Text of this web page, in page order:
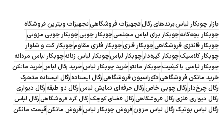
بازار چوبکار لباسبرندهای رگالتجهیزات فروشگاهیتجهیزات ویترین فروشگاه
چوبکار بچه‌گانهچوبکار برای لباس مجلسیچوبکار چوبیچوبکار چوبی مزونی
چوبکار فانتزی فروشگاهیچوبکار فلزیچوبکار فلزی مقاومچوبکار کت و شلوار
چوبکار کلاسیکچوبکار گیره‌دارچوبکار لباسچوبکار لباس زنانهچوبکار لباس مردانه
چوبکار لباسی با کیفیتچوبکار مانتوخرید چوبکار لباسخرید رگال لباسخرید مانکن
خرید مانکن فروشگاهیدکوراسیون فروشگاهیرگال ایستادهرگال ایستاده متحرک
رگال چرخ‌داررگال چوبی خاصرگال حرفه‌ای نمایش لباسرگال دو طبقهرگال دیواری
رگال دیواری فلزیرگال فروشگاهیرگال فضای کوچکرگال گرد فروشگاهیرگال لباس
رگال لباس بوتیکرگال لباس مزونفروش چوبکار لباسفروش مانکنقیمت مانکن